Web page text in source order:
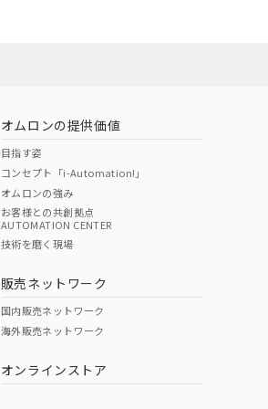
O
オムロンの提供価値
目指す姿
コンセプト「i-Automation!」
オムロンの強み
お客様との共創拠点
AUTOMATION CENTER
技術を磨く現場
販売ネットワーク
国内販売ネットワーク
海外販売ネットワーク
オンラインストア